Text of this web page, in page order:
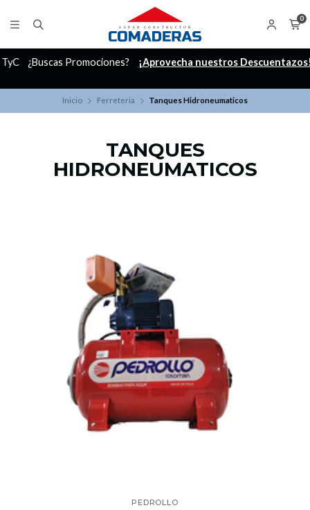
0
¿Buscas Promociones? ¡Aprovecha nuestros Descuentazos!
Inicio Ferreteria Tanques Hidroneumaticos
TANQUES
HIDRONEUMATICOS
PEDROLLO